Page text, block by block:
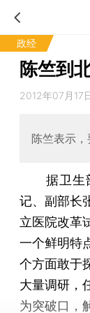
政经
陈竺到
2012年07月17
陈竺表示
据卫生部
记、副部长
立医院改革
一个鲜明特
个方面敢于
大量调研，
为突破口，